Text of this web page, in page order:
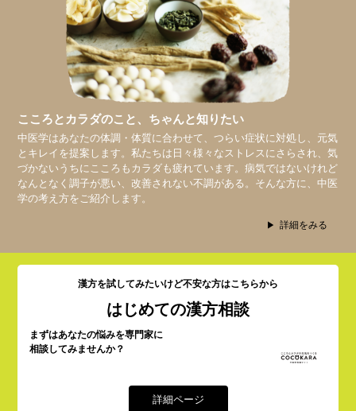
こころとカラダのこと、 ちゃんと知りたい
中医学はあなたの体調・体質に合わせて、つらい症状に対処し、元気
とキレイを提案します。私たちは日々様々なストレスにさらされ、気
づかないうちにこころもカラダも疲れています。病気ではないけれど
なんとなく調子が悪い、改善されない不調がある。そんな方に、中医
学の考え方をご紹介します。
詳細をみる
漢方を試してみたいけど不安な方はこちらから
はじめての漢方相談
まずはあなたの悩みを専門家に
相談してみませんか？
詳細ページ